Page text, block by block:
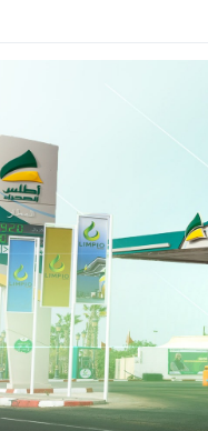
البيئية بكوتونو
للاشتباه في تورطهما في
جماعة متلبساً بتلقي رشوة
شبكة إجرامية.
تسجيل سرقات باستعمال